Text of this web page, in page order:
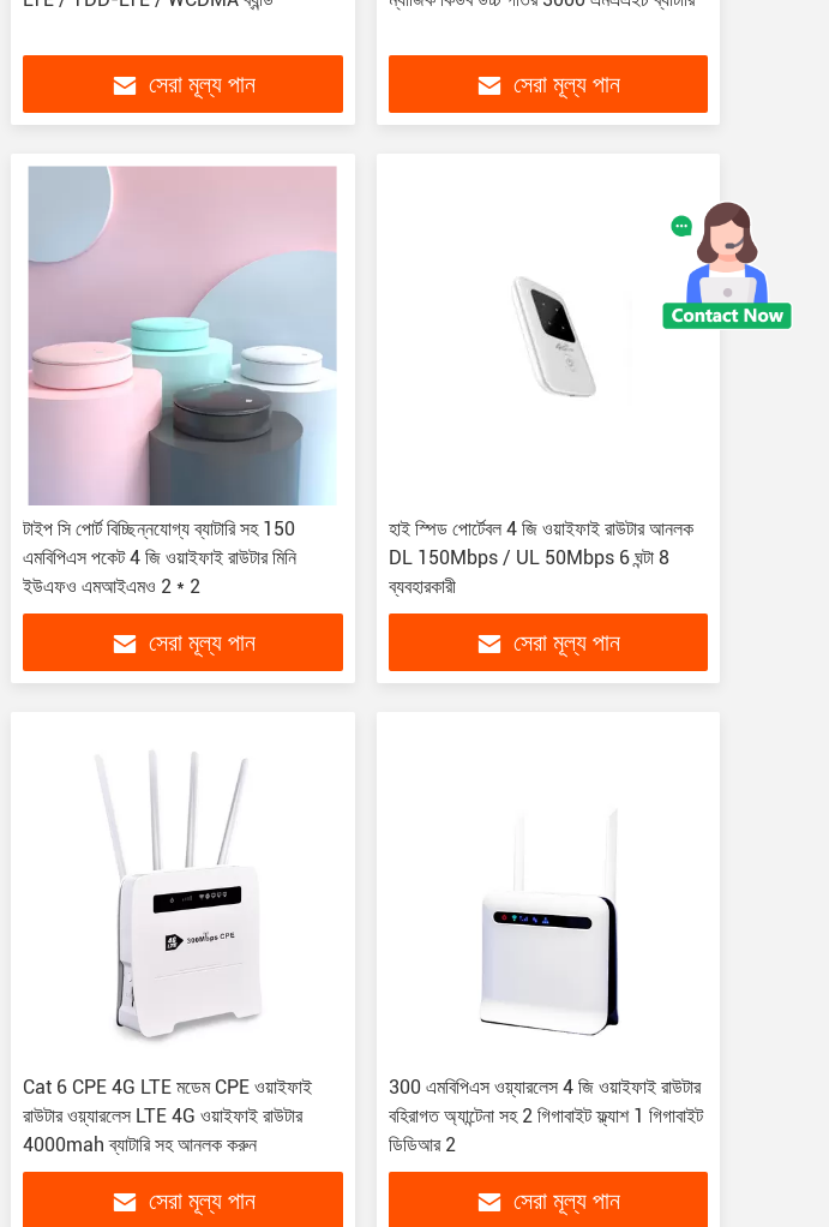
সেরা মূল্য পান সেরা মূল্য পান
টাইপ সি পোর্ট বিচ্ছিন্নযোগ্য ব্যাটারি সহ 150
এমবিপিএস পকেট 4 জি ওয়াইফাই রাউটার মিনি
ইউএফও এমআইএমও 2 * 2
সেরা মূল্য পান
হাই স্পিড পোর্টেবল 4 জি ওয়াইফাই রাউটার আনলক
DL 150Mbps / UL 50Mbps 6 ঘন্টা 8
ব্যবহারকারী
সেরা মূল্য পান
Cat 6 CPE 4G LTE মডেম CPE ওয়াইফাই
রাউটার ওয়্যারলেস LTE 4G ওয়াইফাই রাউটার
4000mah ব্যাটারি সহ আনলক করুন
সেরা মূল্য পান
300 এমবিপিএস ওয়্যারলেস 4 জি ওয়াইফাই রাউটার
বহিরাগত অ্যান্টেনা সহ 2 গিগাবাইট ফ্ল্যাশ 1 গিগাবাইট
ডিডিআর 2
সেরা মূল্য পান